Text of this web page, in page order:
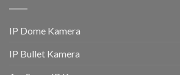
IP Dome Kamera
IP Bullet Kamera